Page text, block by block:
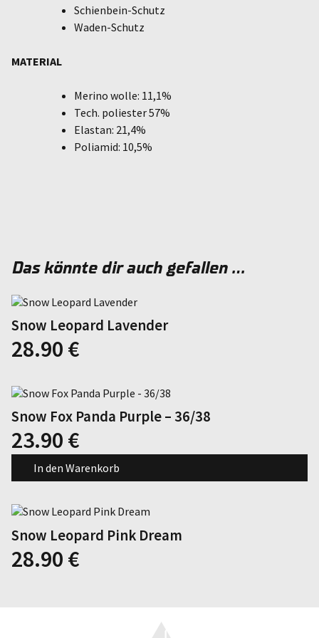
Schienbein-Schutz
Waden-Schutz
MATERIAL
Merino wolle: 11,1%
Tech. poliester 57%
Elastan: 21,4%
Poliamid: 10,5%
Das könnte dir auch gefallen …
Snow Leopard Lavender
28.90 €
Varianten
auf.
Die
können
auf
der
gewählt
Snow Fox Panda Purple – 36/38
23.90 €
In den Warenkorb
Snow Leopard Pink Dream
28.90 €